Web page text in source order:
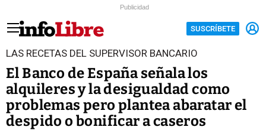
Publicidad
SUSCRÍBETE
LAS RECETAS DEL SUPERVISOR BANCARIO
El Banco de España señala los
alquileres y la desigualdad como
problemas pero plantea abaratar el
despido o bonificar a caseros